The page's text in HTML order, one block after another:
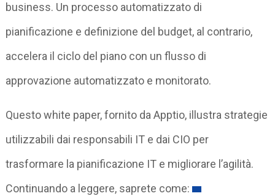
business. Un processo automatizzato di
pianificazione e definizione del budget, al contrario,
accelera il ciclo del piano con un flusso di
approvazione automatizzato e monitorato.
Questo white paper, fornito da Apptio, illustra strategie
utilizzabili dai responsabili IT e dai CIO per
trasformare la pianificazione IT e migliorare l’agilità.
Continuando a leggere, saprete come: